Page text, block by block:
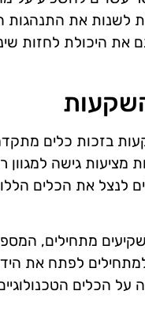
לשנות את
היכולת לחזות
בזכות כלים
מציעות גישה
לנצל את הכלים
מתחילים,
לפתח את
הכלים